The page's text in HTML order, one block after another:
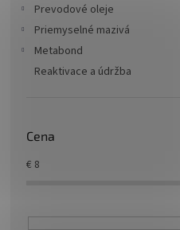
Prevodové oleje
Priemyselné mazivá
Metabond
Reaktivace a údržba
Cena
€ 8